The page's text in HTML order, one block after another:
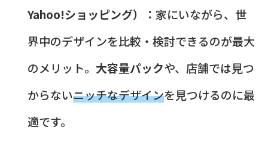
Yahoo!ショッピング）： 家にいながら、世
界中のデザインを比較・検討できるのが最大
のメリット。 大容量パックや、店舗では見つ
からないニッチなデザインを見つけるのに最
適です。